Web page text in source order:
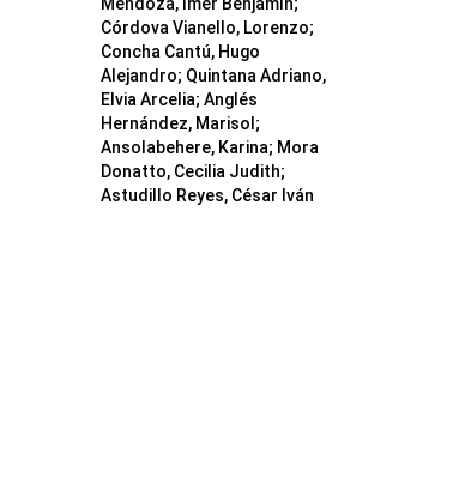
Córdova Vianello, Lorenzo;
Concha Cantú, Hugo
Alejandro; Quintana Adriano,
Elvia Arcelia; Anglés
Hernández, Marisol ;
Ansolabehere, Karina; Mora
Donatto, Cecilia Judith;
Astudillo Reyes, César Iván